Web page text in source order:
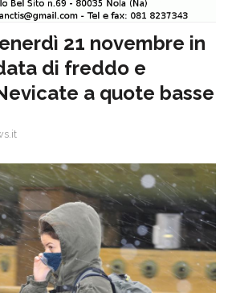
21 novembre in
di freddo e
a quote basse